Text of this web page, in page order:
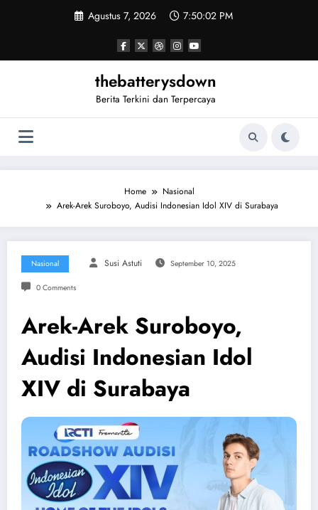
Agustus 7, 2026 7:50:02 PM
thebatterysdown
Berita Terkini dan Terpercaya
Home
Nasional
Arek-Arek Suroboyo, Audisi Indonesian Idol XIV di Surabaya
Nasional Susi Astuti September 10, 2025
0 Comments
Arek-Arek Suroboyo,
Audisi Indonesian Idol
XIV di Surabaya